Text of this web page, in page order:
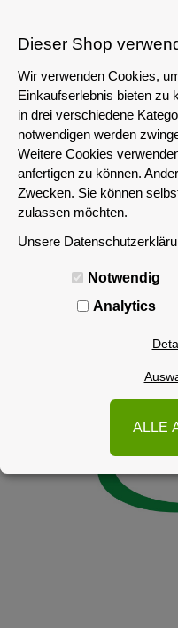
Das
Unternehmen i.S.d. § 14
an
MENÜ
Dieser Shop
Wir verwenden Cookies,
Einkaufserlebnis bieten zu
in drei verschiedene
notwendigen werden
Weitere Cookies
anfertigen zu können.
Zwecken. Sie können
zulassen möchten.
Unsere
Notwendig
Analytics
ALLE